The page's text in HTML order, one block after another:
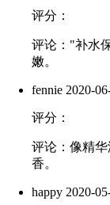
评分：
评论："补水
嫩。
fennie 2020-
评分：
评论：像精
香。
happy 2020-